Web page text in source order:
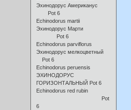
Эхинодорус Американус
Pot 6
Echinodorus martii
Эхинодорус Марти
Pot 6
Echinodorus parviflorus
Эхинодорус мелкоцветный
Pot 6
Echinodorus peruensis
ЭХИНОДОРУС
ГОРИЗОНТАЛЬНЫЙ Pot 6
Echinodorus red rubin
Pot
6